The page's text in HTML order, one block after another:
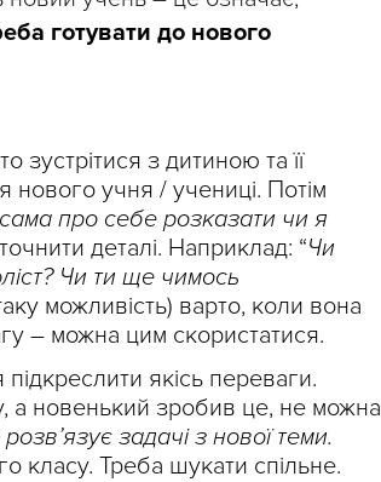
готувати до нового
зустрітися з дитиною та її
нового учня / учениці. Потім
про себе розказати чи я
деталі. Наприклад: “Чи
Чи ти ще чимось
можливість) варто, коли вона
– можна цим скористатися.
якісь переваги.
а новенький зробив це, не можна
задачі з нової теми.
класу. Треба шукати спільне.